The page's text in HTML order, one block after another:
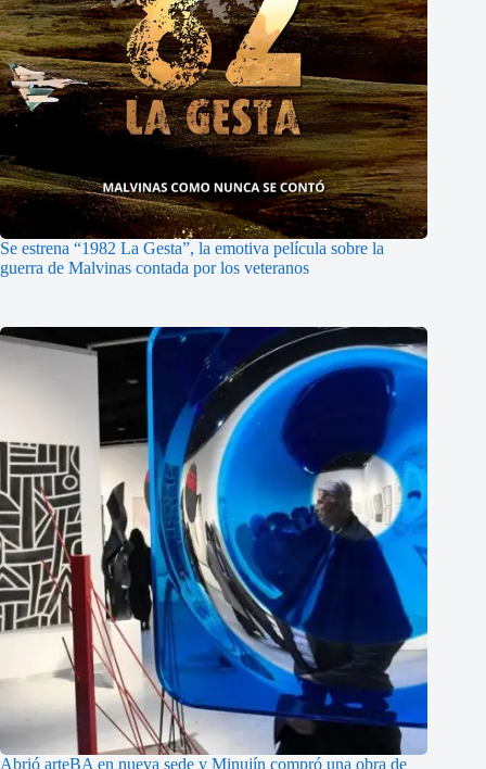
Se estrena “1982 La Gesta”, la emotiva película sobre la
guerra de Malvinas contada por los veteranos
Abrió arteBA en nueva sede y Minujín compró una obra de